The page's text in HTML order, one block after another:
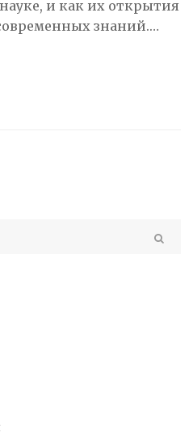
и как их открытия
знаний.